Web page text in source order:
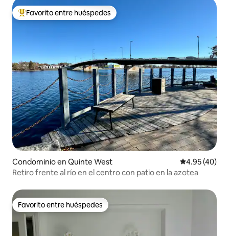
De los mejores en Favorito entre huéspedes
Favorito entre huéspedes
Condominio en Quinte West Calificación
4.95 (40)
Retiro frente al río en el centro con patio en la azotea
Favorito entre huéspedes
Favorito entre huéspedes